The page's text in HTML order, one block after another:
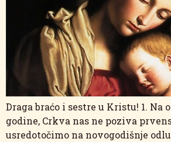
Draga braćo i sestre u Kristu! 1. Na
godine, Crkva nas ne poziva
usredotočimo na novogodišnje